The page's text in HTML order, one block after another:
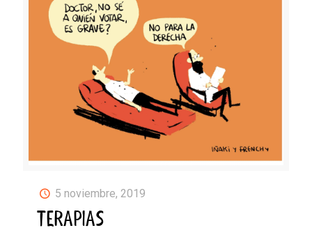
5 noviembre, 2019
TERAPIAS